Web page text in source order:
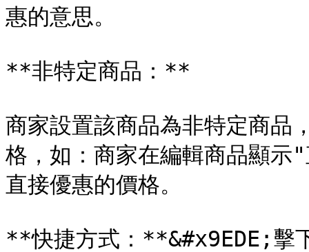
惠的意思。
**非特定商品：**
商家設置該商品為非特定商品
格，如：商家在編輯商品顯示
直接優惠的價格。
**快捷方式：**&#x9EDE;擊